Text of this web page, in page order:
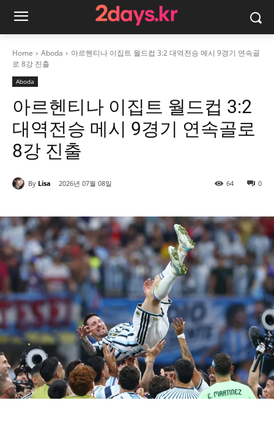
Home Aboda
아르헨티나 이집트 월드컵 3:2 대역전승 메시 9경기 연속골
로 8강 진출
Aboda
아르헨티나 이집트 월드컵 3:2
대역전승 메시 9경기 연속골로
8강 진출
By Lisa 2026년 07월 08일 0
64